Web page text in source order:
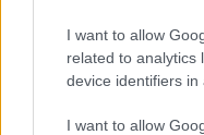
I want to allow
related to analytics
device identifiers in
I want to allow
NEWS